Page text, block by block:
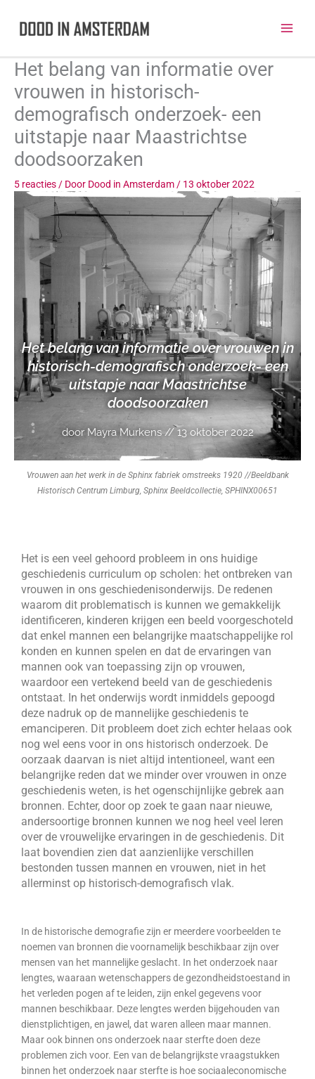
Het belang van informatie over
vrouwen in historisch-
demografisch onderzoek- een
uitstapje naar Maastrichtse
doodsoorzaken
5 reacties/ Door Dood in Amsterdam/ 13 oktober 2022
Het belang van informatie over vrouwen in
historisch-demografisch onderzoek- een
uitstapje naar Maastrichtse
doodsoorzaken
door Mayra Murkens // 13 oktober 2022
Vrouwen aan het werk in de Sphinx fabriek omstreeks 1920 //Beeldbank
Historisch Centrum Limburg, Sphinx Beeldcollectie, SPHINX00651
Het is een veel gehoord probleem in ons huidige
geschiedenis curriculum op scholen: het ontbreken van
vrouwen in ons geschiedenisonderwijs. De redenen
waarom dit problematisch is kunnen we gemakkelijk
identificeren, kinderen krijgen een beeld voorgeschoteld
dat enkel mannen een belangrijke maatschappelijke rol
konden en kunnen spelen en dat de ervaringen van
mannen ook van toepassing zijn op vrouwen,
waardoor een vertekend beeld van de geschiedenis
ontstaat. In het onderwijs wordt inmiddels gepoogd
deze nadruk op de mannelijke geschiedenis te
emanciperen. Dit probleem doet zich echter helaas ook
nog wel eens voor in ons historisch onderzoek. De
oorzaak daarvan is niet altijd intentioneel, want een
belangrijke reden dat we minder over vrouwen in onze
geschiedenis weten, is het ogenschijnlijke gebrek aan
bronnen. Echter, door op zoek te gaan naar nieuwe,
andersoortige bronnen kunnen we nog heel veel leren
over de vrouwelijke ervaringen in de geschiedenis. Dit
laat bovendien zien dat aanzienlijke verschillen
bestonden tussen mannen en vrouwen, niet in het
allerminst op historisch-demografisch vlak.
In de historische demografie zijn er meerdere voorbeelden te
noemen van bronnen die voornamelijk beschikbaar zijn over
mensen van het mannelijke geslacht. In het onderzoek naar
lengtes, waaraan wetenschappers de gezondheidstoestand in
het verleden pogen af te leiden, zijn enkel gegevens voor
mannen beschikbaar. Deze lengtes werden bijgehouden van
dienstplichtigen, en jawel, dat waren alleen maar mannen.
Maar ook binnen ons onderzoek naar sterfte doen deze
problemen zich voor. Een van de belangrijkste vraagstukken
binnen het onderzoek naar sterfte is hoe sociaaleconomische